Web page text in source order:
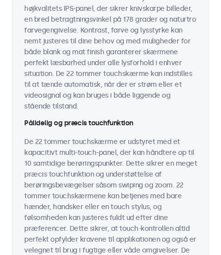
højkvalitets IPS-panel, der sikrer knivskarpe billeder,
en bred betragtningsvinkel på 178 grader og naturtro
farvegengivelse. Kontrast, farve og lysstyrke kan
nemt justeres til dine behov og med muligheder for
både blank og mat finish garanterer skærmene
perfekt læsbarhed under alle lysforhold i enhver
situation. De 22 tommer touchskærme kan indstilles
til at tænde automatisk, når der er strøm eller et
videosignal og kan bruges i både liggende og
stående tilstand.
Pålidelig og præcis touchfunktion
De 22 tommer touchskærme er udstyret med et
kapacitivt multi-touch-panel, der kan håndtere op til
10 samtidige berøringspunkter. Dette sikrer en meget
præcis touchfunktion og understøttelse af
berøringsbevægelser såsom swiping og zoom. 22
tommer touchskærmene kan betjenes med bare
hænder, handsker eller en touch stylus, og
følsomheden kan justeres fuldt ud efter dine
præferencer. Dette sikrer, at touch-kontrollen altid
perfekt opfylder kravene til applikationen og også er
velegnet til brug i fugtige eller våde omgivelser. De